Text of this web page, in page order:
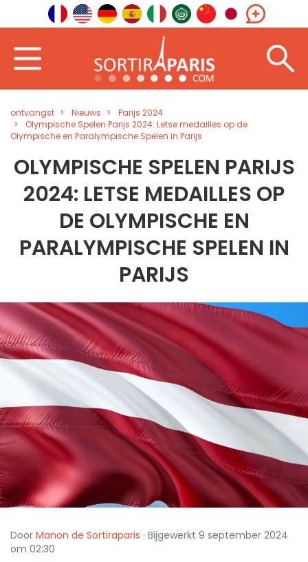
ontvangst Nieuws
Parijs 2024
Olympische Spelen Parijs 2024: Letse medailles op de
Olympische en Paralympische Spelen in Parijs
OLYMPISCHE SPELEN PARIJS
2024: LETSE MEDAILLES OP
DE OLYMPISCHE EN
PARALYMPISCHE SPELEN IN
PARIJS
Door Manon de Sortiraparis · Bijgewerkt 9 september 2024
om 02:30